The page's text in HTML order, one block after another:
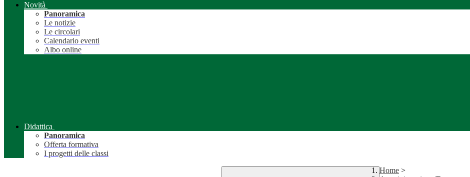
Novità
Panoramica
Le notizie
Le circolari
Calendario eventi
Albo online
Didattica
Panoramica
Offerta formativa
I progetti delle classi
Home >